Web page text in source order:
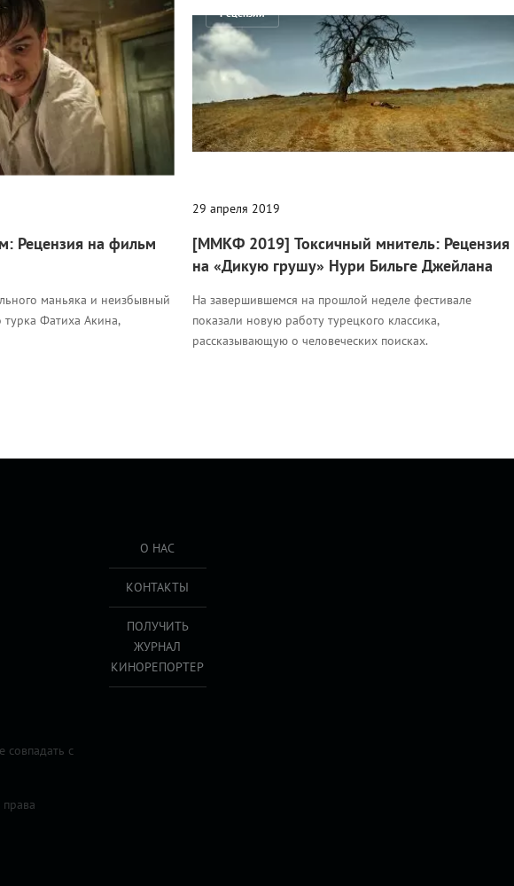
Рецензия на фильм
маньяка и неизбывный
Фатиха Акина,
Рецензии
29 апреля 2019
[ММКФ 2019] Токсичный мнитель: Рецензия
на «Дикую грушу» Нури Бильге Джейлана
На завершившемся на прошлой неделе фестивале
показали новую работу турецкого классика,
рассказывающую о человеческих поисках.
О НАС
КОНТАКТЫ
ПОЛУЧИТЬ
ЖУРНАЛ
КИНОРЕПОРТЕР
с